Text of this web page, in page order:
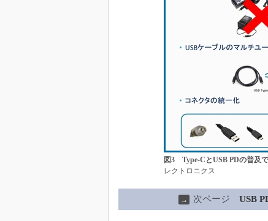
図3 Type-CとUSB PDの普及
レクトロニクス
→ 次ページ USB